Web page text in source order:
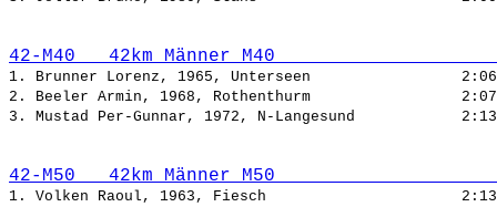
42-M40   42km Männer M40
1. Brunner Lorenz, 1965, Unterseen
2. Beeler Armin, 1968, Rothenthurm
3. Mustad Per-Gunnar, 1972, N-Langesund
42-M50   42km Männer M50
1. Volken Raoul, 1963, Fiesch